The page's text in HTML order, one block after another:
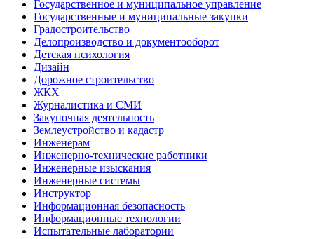
Государственное и муниципальное управление
Государственные и муниципальные закупки
Градостроительство
Делопроизводство и документооборот
Детская психология
Дизайн
Дорожное строительство
ЖКХ
Журналистика и СМИ
Закупочная деятельность
Землеустройство и кадастр
Инженерам
Инженерно-технические работники
Инженерные изыскания
Инженерные системы
Инструктор
Информационная безопасность
Информационные технологии
Испытательные лаборатории